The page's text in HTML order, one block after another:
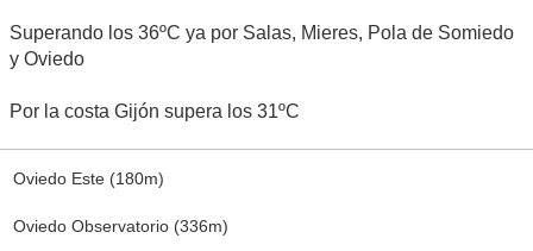
Superando los 36ºC ya por Salas, Mieres, Pola de Somiedo
y Oviedo
Por la costa Gijón supera los 31ºC
Oviedo Este (180m)
Oviedo Observatorio (336m)